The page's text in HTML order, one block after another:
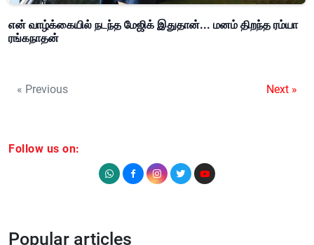
என் வாழ்க்கையில் நடந்த மேஜிக் இதுதான்... மனம் திறந்த ரம்யா
ரங்கநாதன்
« Previous Next »
Follow us on:
Popular articles